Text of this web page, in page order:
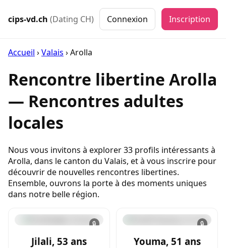
cips-vd.ch (Dating CH) Connexion Inscription
Accueil ›Valais ›Arolla
Rencontre libertine Arolla
— Rencontres adultes
locales
Nous vous invitons à explorer 33 profils intéressants à
Arolla, dans le canton du Valais, et à vous inscrire pour
découvrir de nouvelles rencontres libertines.
Ensemble, ouvrons la porte à des moments uniques
dans notre belle région.
🔒
Jilali, 53 ans
🔒
Youma, 51 ans